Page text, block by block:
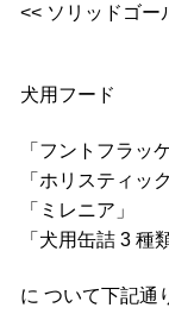
<< ソリッドゴ
犬用フード
「フントフラッ
「ホリスティッ
「ミレニア」
「犬用缶詰 3 種
に ついて下記通